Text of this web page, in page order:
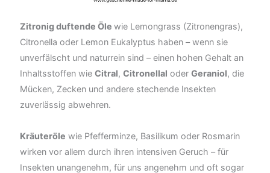
Zitronig duftende Ölewie Lemongrass (Zitronengras),
Citronella oder Lemon Eukalyptus haben – wenn sie
unverfälscht und naturrein sind – einen hohen Gehalt an
Inhaltsstoffen wieCitral,Citronellal oderGeraniol, die
Mücken, Zecken und andere stechende Insekten
zuverlässig abwehren.
Kräuteröle wie Pfefferminze, Basilikum oder Rosmarin
wirken vor allem durch ihren intensiven Geruch – für
Insekten unangenehm, für uns angenehm und oft sogar